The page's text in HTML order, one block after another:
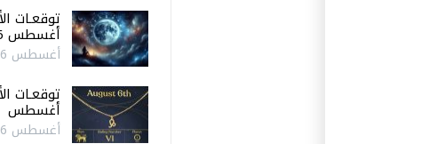
أغسطس 2026
أغسطس 6, 2026
أغسطس
أغسطس 6, 2026